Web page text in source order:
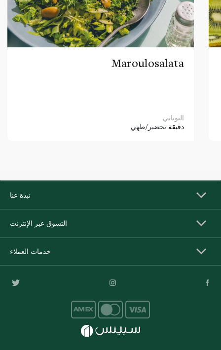
Maroulosalata
اليوناني
دقيقة تحضير/طهي
نبذة عنا
التسوق عبر الإنترنت
خدمات العملاء